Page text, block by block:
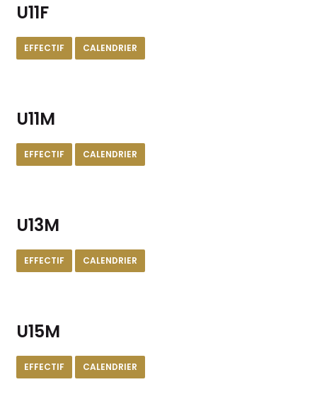
U11F
EFFECTIF CALENDRIER
U11M
EFFECTIF CALENDRIER
U13M
EFFECTIF CALENDRIER
U15M
EFFECTIF CALENDRIER